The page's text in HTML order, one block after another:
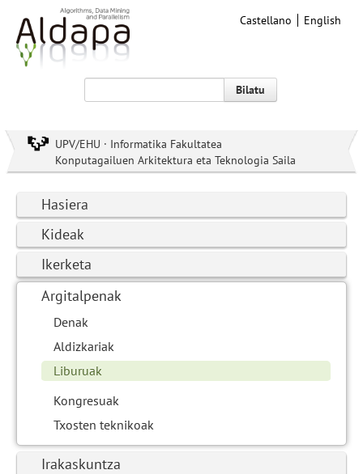
Castellano English
Bilatu
UPV/EHU · Informatika Fakultatea
Konputagailuen Arkitektura eta Teknologia Saila
Hasiera
Kideak
Ikerketa
Argitalpenak
Denak
Aldizkariak
Liburuak
Kongresuak
Txosten teknikoak
Irakaskuntza